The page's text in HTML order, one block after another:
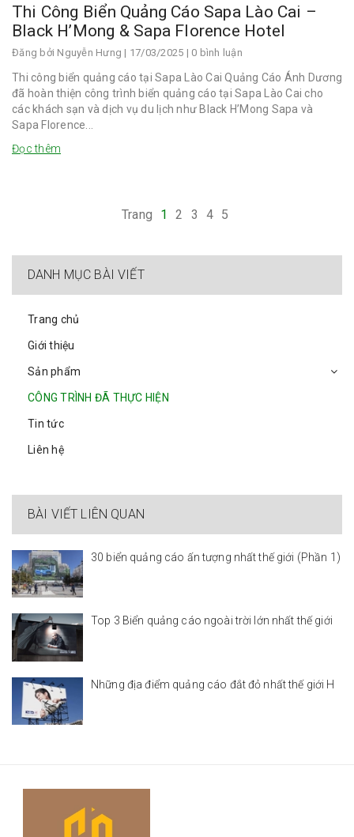
Thi Công Biển Quảng Cáo Sapa Lào Cai –
Black H’Mong & Sapa Florence Hotel
Đăng bởi Nguyễn Hưng | 17/03/2025 | 0 bình luận
Thi công biển quảng cáo tại Sapa Lào Cai Quảng Cáo Ánh Dương
đã hoàn thiện công trình biển quảng cáo tại Sapa Lào Cai cho
các khách sạn và dịch vụ du lịch như Black H’Mong Sapa và
Sapa Florence...
Đọc thêm
Trang 1 2 3 4 5
DANH MỤC BÀI VIẾT
Trang chủ
Giới thiệu
Sản phẩm
CÔNG TRÌNH ĐÃ THỰC HIỆN
Tin tức
Liên hệ
BÀI VIẾT LIÊN QUAN
30 biển quảng cáo ấn tượng nhất thế giới (Phần 1)
Top 3 Biển quảng cáo ngoài trời lớn nhất thế giới
Những địa điểm quảng cáo đắt đỏ nhất thế giới H